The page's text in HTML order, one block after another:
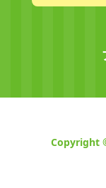
Copyright